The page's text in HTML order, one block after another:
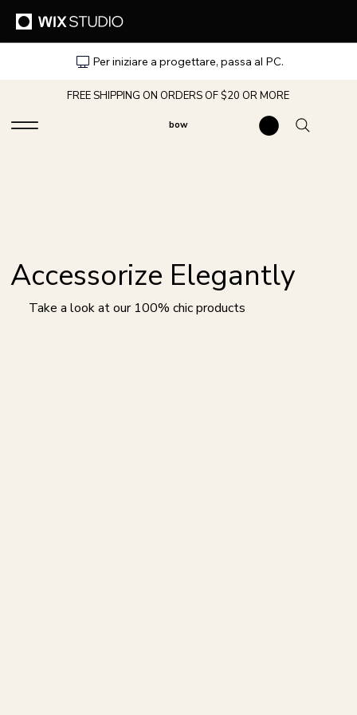
Per iniziare a progettare, passa al PC.